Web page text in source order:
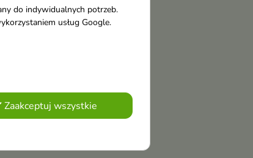
do indywidualnych potrzeb.
usług Google.
Zaakceptuj wszystkie